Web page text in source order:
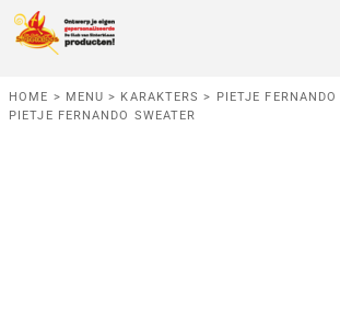
HOME > MENU > KARAKTERS > PIETJE FERNANDO
PIETJE FERNANDO SWEATER